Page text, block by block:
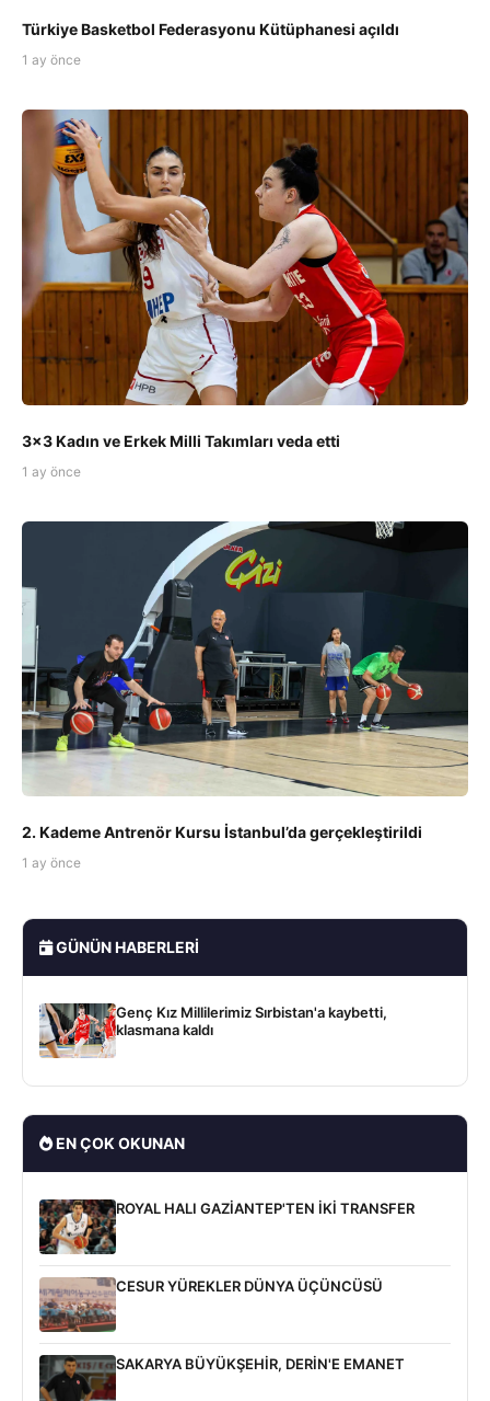
Türkiye Basketbol Federasyonu Kütüphanesi açıldı
1 ay önce
3x3 Kadın ve Erkek Milli Takımları veda etti
1 ay önce
2. Kademe Antrenör Kursu İstanbul’da gerçekleştirildi
1 ay önce
GÜNÜN HABERLERI
Genç Kız Millilerimiz Sırbistan'a kaybetti,
klasmana kaldı
EN ÇOK OKUNAN
ROYAL HALI GAZİANTEP'TEN İKİ TRANSFER
CESUR YÜREKLER DÜNYA ÜÇÜNCÜSÜ
SAKARYA BÜYÜKŞEHİR, DERİN'E EMANET